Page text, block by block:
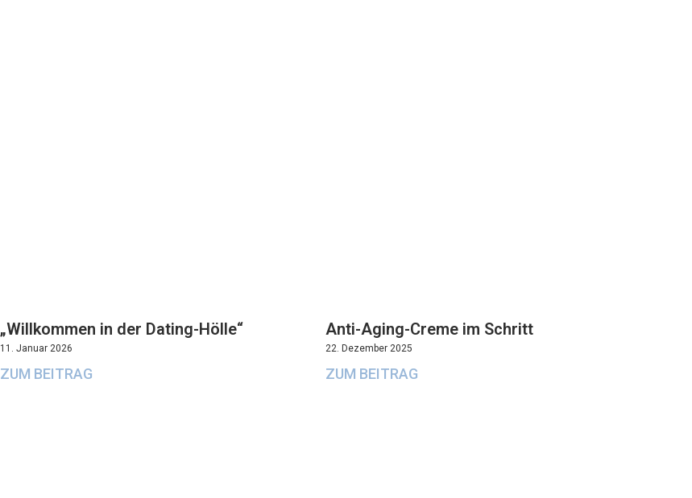
„Willkommen in der Dating-Hölle“
11. Januar 2026
ZUM BEITRAG
Anti-Aging-Creme im Schritt
22. Dezember 2025
ZUM BEITRAG